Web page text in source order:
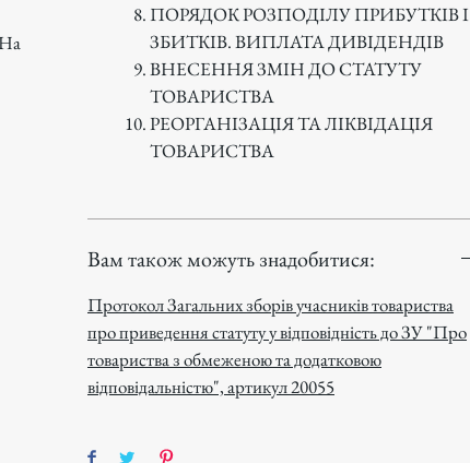
ПОРЯДОК РОЗПОДІЛУ ПРИБУТКІВ І
ЗБИТКІВ.ВИПЛАТА ДИВІДЕНДІВ
ВНЕСЕННЯ ЗМІН ДО СТАТУТУ
ТОВАРИСТВА
РЕОРГАНІЗАЦІЯ ТА ЛІКВІДАЦІЯ
ТОВАРИСТВА
Вам також можуть знадобитися:
Протокол Загальних зборів учасників товариства
про приведення статуту у відповідність до ЗУ "Про
товариства з обмеженою та додатковою
відповідальністю", артикул 20055